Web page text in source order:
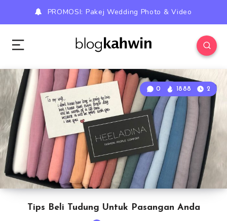
PROMOSI: Pakej Wedding Photo & Video
Tips Beli Tudung Untuk Pasangan Anda
0 1888 2